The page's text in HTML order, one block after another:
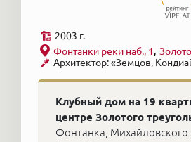
2003 г.
Архитектор: «Земцов,
Фонтанки реки наб., 1
Клубный дом на 19
центре Золотого
Фонтанка, Михайловского